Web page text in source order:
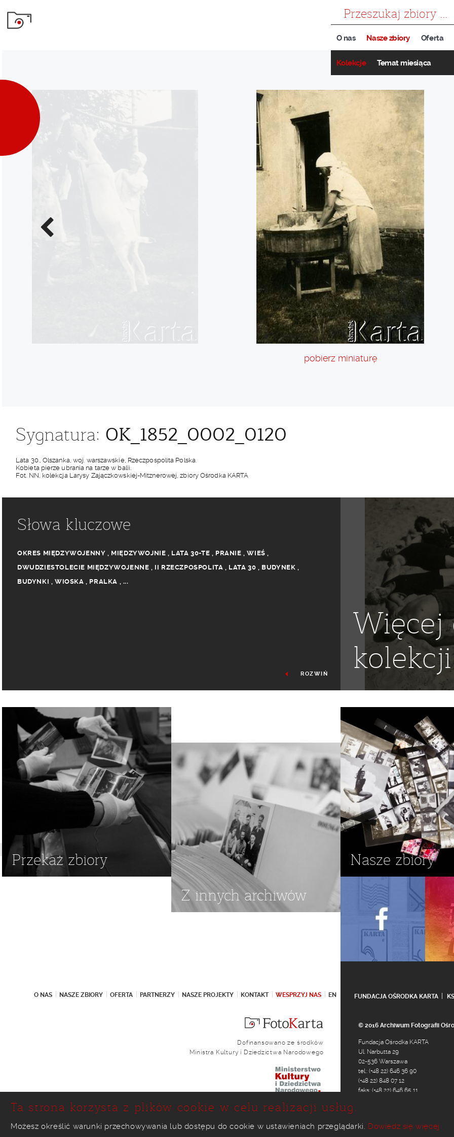
O nas Nasze zbiory
Kolekcje Temat miesiąca
Oferta
Poprzednie
zdjęcie
pobierz miniaturę
Sygnatura: OK_1852_0002_0120
Lata 30., Olszanka, woj. warszawskie, Rzeczpospolita Polska.
Kobieta pierze ubrania na tarze w balii.
Fot. NN, kolekcja Larysy Zajączkowskiej-Mitznerowej, zbiory Ośrodka KARTA
Słowa kluczowe
OKRES MIĘDZYWOJENNY , MIĘDZYWOJNIE , LATA 30-TE , PRANIE ,WIEŚ ,
DWUDZIESTOLECIE MIĘDZYWOJENNE , II RZECZPOSPOLITA , LATA 30 , BUDYNEK ,
BUDYNKI ,WIOSKA , PRALKA , ...
WIOSKI, BALIA ,TARA,BALIE
ROZWIŃ
Więcej
kolekcji
Przekaż zbiory
Z innych archiwów
Nasze zbiory
O NAS NASZE ZBIORY OFERTA PARTNERZY NASZE PROJEKTY KONTAKT WESPRZYJ NAS EN FUNDACJA OŚRODKA KARTA
Dofinansowano ze środków
Ministra Kultury i Dziedzictwa Narodowego
© 2016 Archiwum Fotografii
Fundacja Ośrodka KARTA
Ul. Narbutta 29
02-536 Warszawa
tel.: (+48 22) 646 36 90
(+48 22) 848 07 12
faks: (+48 22) 646 65 11
Ta strona korzysta z plików cookie w celu realizacji usług.
Możesz określić warunki przechowywania lub dostępu do cookie w ustawieniach przeglądarki. Dowiedz się więcej